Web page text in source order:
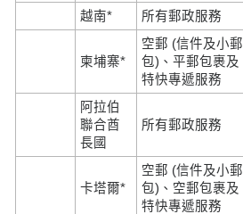
越南*
所有郵政服務
柬埔寨*
空郵 (信件及小郵
包)、平郵包裹及
特快專遞服務
阿拉伯
聯合酋
長國
所有郵政服務
卡塔爾*
空郵 (信件及小郵
包)、空郵包裹及
特快專遞服務